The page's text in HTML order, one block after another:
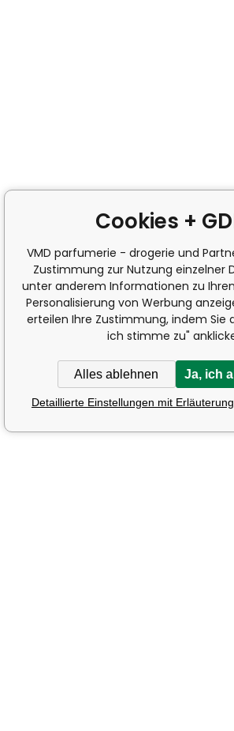
Cookies +
VMD parfumerie - drogerie und
Zustimmung zur Nutzung einzelner
unter anderem Informationen zu
Personalisierung von Werbung
erteilen Ihre Zustimmung, indem Sie
ich stimme zu"
Alles ablehnen Ja, ich
Detaillierte Einstellungen mit